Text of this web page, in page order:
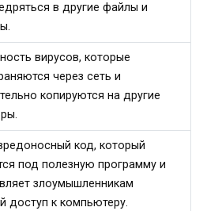
в другие файлы и
вирусов, которые
через сеть и
копируются на другие
код, который
под полезную программу и
злоумышленникам
доступ к компьютеру.